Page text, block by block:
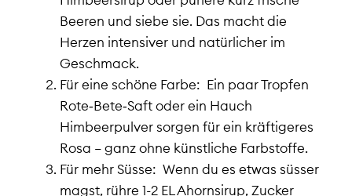
Beeren und siebe sie. Das macht die
Herzen intensiver und natürlicher im
Geschmack.
Für eine schöne Farbe: Ein paar Tropfen
Rote‑Bete‑Saft oder ein Hauch
Himbeerpulver sorgen für ein kräftigeres
Rosa – ganz ohne künstliche Farbstoffe.
Für mehr Süsse: Wenn du es etwas süsser
magst, rühre 1-2 EL Ahornsirup, Zucker